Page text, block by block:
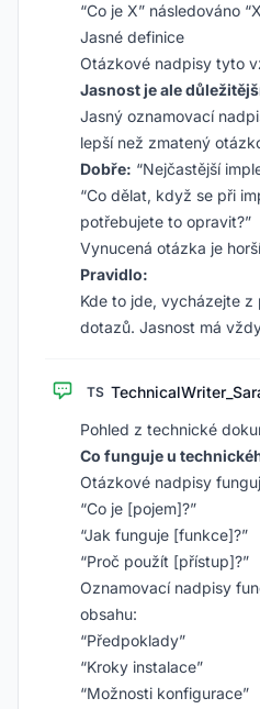
“Co je X” následováno
Jasné definice
Otázkové nadpisy tyto
Jasnost je ale
Jasný oznamovací
lepší než zmatený
Dobře: “Nejčastější
“Co dělat, když se při
potřebujete to opravit?”
Vynucená otázka je
Pravidlo:
Kde to jde, vycházejte
dotazů. Jasnost má
TS
Pohled z technické
Co funguje u
Otázkové nadpisy
“Co je [pojem]?”
“Jak funguje [funkce]?”
“Proč použít [přístup]?”
Oznamovací nadpisy
obsahu:
“Předpoklady”
“Kroky instalace”
“Možnosti konfigurace”